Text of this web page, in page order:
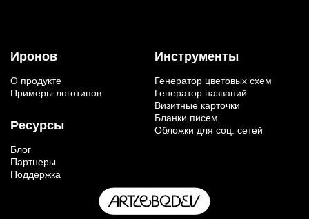
Иронов
О продукте
Примеры логотипов
Ресурсы
Блог
Партнеры
Поддержка
Инструменты
Генератор цветовых схем
Генератор названий
Визитные карточки
Бланки писем
Обложки для соц. сетей